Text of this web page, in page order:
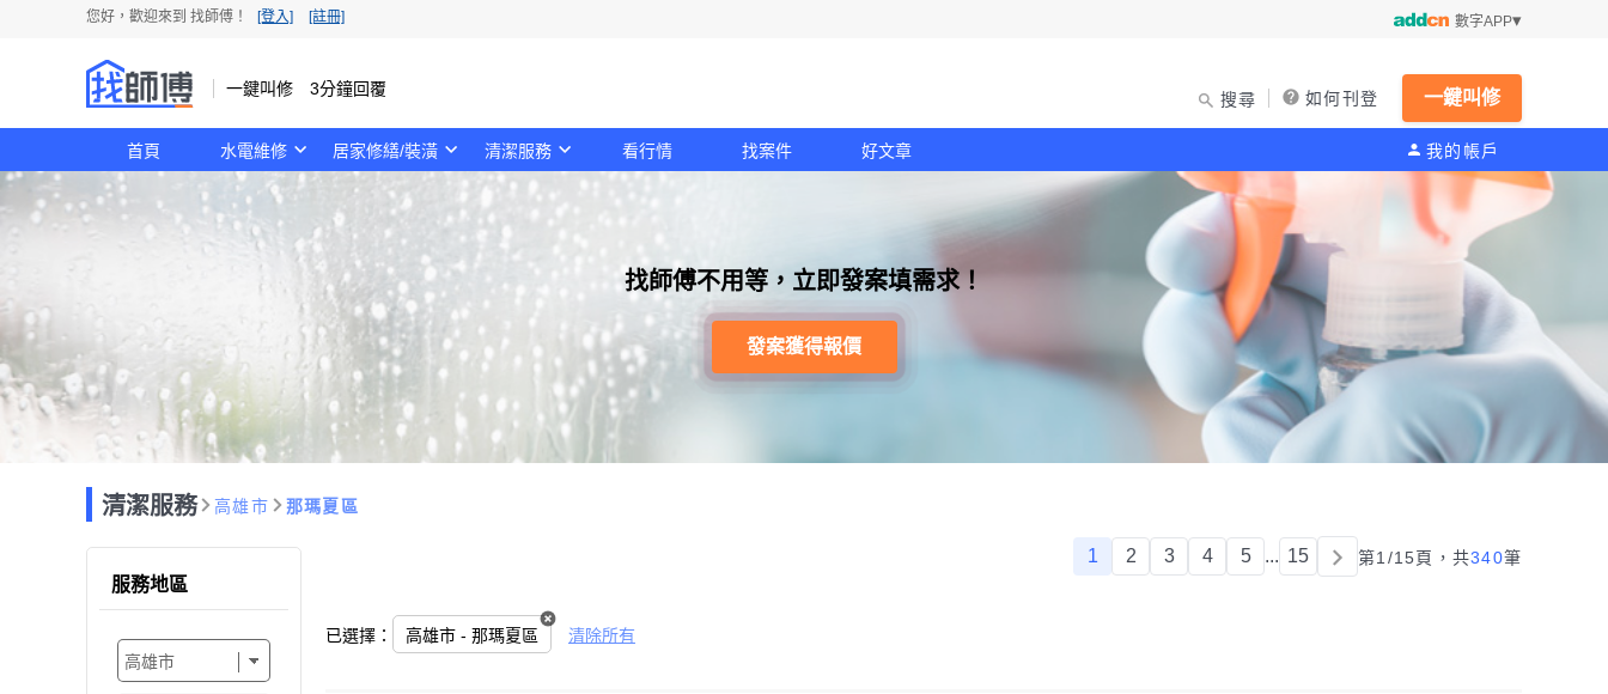
您好，歡迎來到 找師傅！ [登入] [註冊] 數字APP
一鍵叫修 3分鐘回覆
搜尋 如何刊登 一鍵叫修
首頁 水電維修 居家修繕/裝潢 清潔服務 看行情 找案件 好文章 我的帳戶
找師傅不用等，立即發案填需求！
發案獲得報價
清潔服務 高雄市 那瑪夏區
1 2 3 4 5 ... 15 第1/15頁， 共340筆
已選擇： 高雄市 - 那瑪夏區 清除所有
服務地區